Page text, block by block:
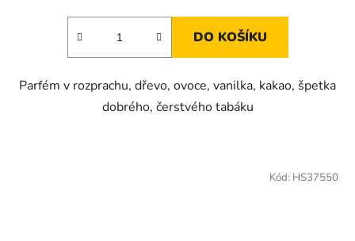
DO KOŠÍKU
Parfém v rozprachu, dřevo, ovoce, vanilka, kakao, špetka
dobrého, čerstvého tabáku
Kód: HS37550